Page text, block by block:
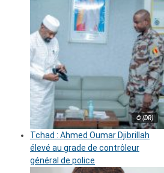
© (DR)
Tchad : Ahmed Oumar Djibrillah
élevé au grade de contrôleur
général de police